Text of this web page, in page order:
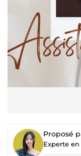
Proposé
Experte